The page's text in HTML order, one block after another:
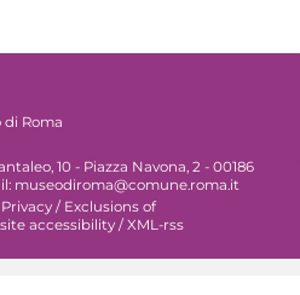
di Roma
10 - Piazza Navona, 2 - 00186
museodiroma@comune.roma.it
Privacy / Exclusions of
accessibility / XML-rss